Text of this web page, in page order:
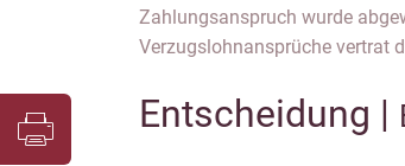
Zahlungsanspruch wurde
Verzugslohnansprüche vertrat
Entscheidung |